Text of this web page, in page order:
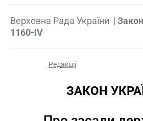
Верховна Рада України | Закон
1160-IV
Редакції
ЗАКОН